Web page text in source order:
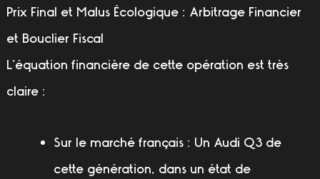
Prix Final et Malus Écologique : Arbitrage Financier
et Bouclier Fiscal
L’équation financière de cette opération est très
claire :
Sur le marché français : Un Audi Q3 de
cette génération, dans un état de